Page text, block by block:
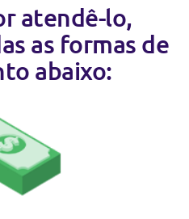
atendê-lo,
as formas de
abaixo: